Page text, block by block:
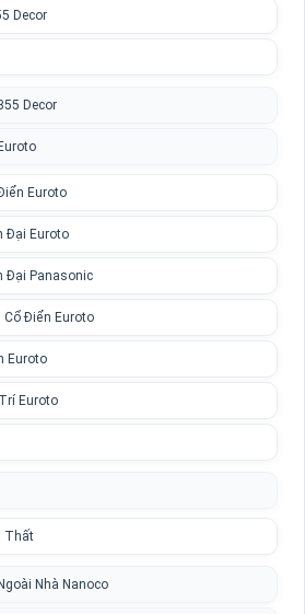
Decor
Decor
Euroto
Đại Euroto
Đại Panasonic
Điển Euroto
Euroto
Euroto
Thất
Nhà Nanoco